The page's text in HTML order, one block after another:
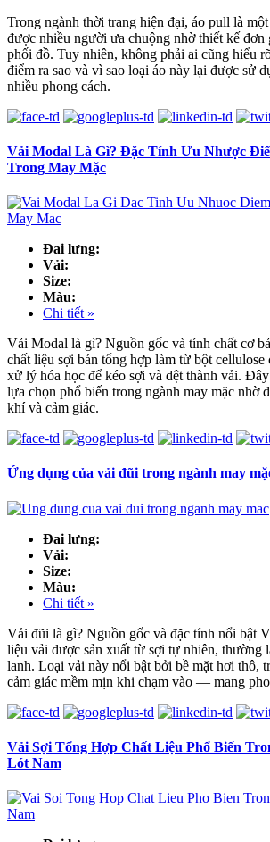
Trong ngành thời trang hiện đại, áo pull là
được nhiều người ưa chuộng nhờ thiết kế đơn
phối đồ. Tuy nhiên, không phải ai cũng hiểu
điểm ra sao và vì sao loại áo này lại được sử
nhiều phong cách.
Vải Modal Là Gì? Đặc Tính Ưu Nhược
Trong May Mặc
Đai lưng:
Vải:
Size:
Màu:
Chi tiết »
Vải Modal là gì? Nguồn gốc và tính chất cơ
chất liệu sợi bán tổng hợp làm từ bột cellulose
xử lý hóa học để kéo sợi và dệt thành vải.
lựa chọn phổ biến trong ngành may mặc nhờ
khí và cảm giác.
Ứng dụng của vải đũi trong ngành may
Đai lưng:
Vải:
Size:
Màu:
Chi tiết »
Vải đũi là gì? Nguồn gốc và đặc tính nổi bật
liệu vải được sản xuất từ sợi tự nhiên, thường
lanh. Loại vải này nổi bật bởi bề mặt hơi thô,
cảm giác mềm mịn khi chạm vào — mang
Vải Sợi Tổng Hợp Chất Liệu Phổ Biến
Lót Nam